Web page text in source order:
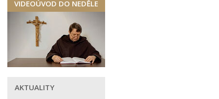
VIDEOÚVOD DO NEDĚLE
AKTUALITY